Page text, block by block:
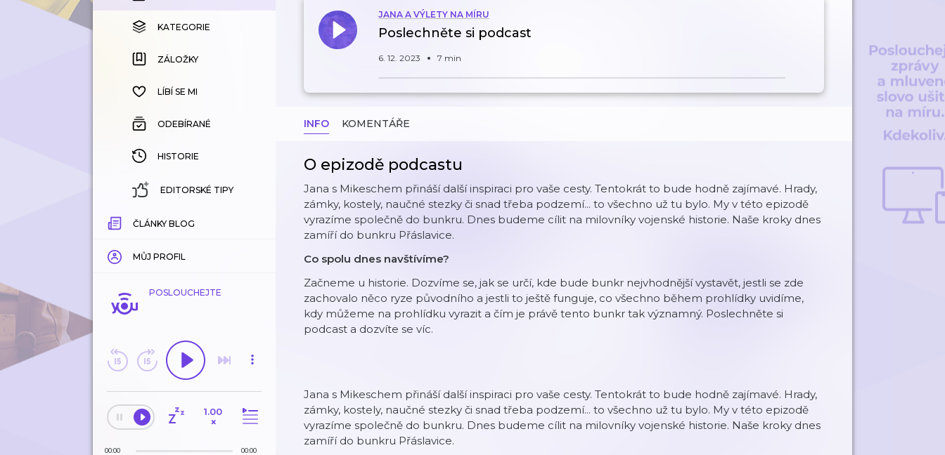
KATEGORIE
ZÁLOŽKY
HISTORIE
KATEGORIE
ZÁLOŽKY
LÍBÍ SE MI
ODEBÍRANÉ
HISTORIE
EDITORSKÉ TIPY
ČLÁNKY BLOG
MŮJ PROFIL
POSLOUCHEJTE
1.00
×
00:00 00:00
JANA A VÝLETY NA MÍRU
Poslechněte si podcast
6. 12. 2023 7 min
INFO KOMENTÁŘE
O epizodě podcastu
Jana s Mikeschem přináší další inspiraci pro vaše cesty. Tentokrát to bude hodně zajímavé. Hrady,
zámky, kostely, naučné stezky či snad třeba podzemí... to všechno už tu bylo. My v této epizodě
vyrazíme společně do bunkru. Dnes budeme cílit na milovníky vojenské historie. Naše kroky dnes
zamíří do bunkru Přáslavice.
Co spolu dnes navštívíme?
Začneme u historie. Dozvíme se, jak se určí, kde bude bunkr nejvhodnější vystavět, jestli se zde
zachovalo něco ryze původního a jestli to ještě funguje, co všechno během prohlídky uvidíme,
kdy můžeme na prohlídku vyrazit a čím je právě tento bunkr tak významný. Poslechněte si
podcast a dozvíte se víc.
Jana s Mikeschem přináší další inspiraci pro vaše cesty. Tentokrát to bude hodně zajímavé. Hrady,
zámky, kostely, naučné stezky či snad třeba podzemí... to všechno už tu bylo. My v této epizodě
vyrazíme společně do bunkru. Dnes budeme cílit na milovníky vojenské historie. Naše kroky dnes
zamíří do bunkru Přáslavice.